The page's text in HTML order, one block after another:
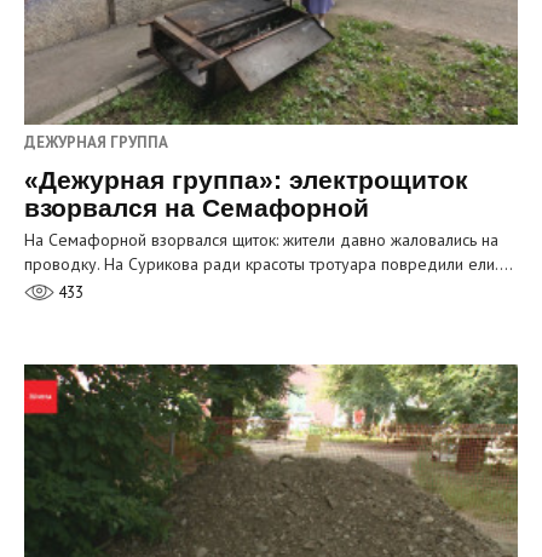
ДЕЖУРНАЯ ГРУППА
«Дежурная группа»: электрощиток
взорвался на Семафорной
На Семафорной взорвался щиток: жители давно жаловались на
проводку. На Сурикова ради красоты тротуара повредили ели.…
433